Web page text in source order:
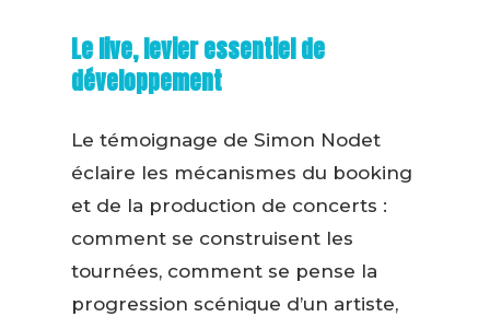
Le live, levier essentiel de
développement
Le témoignage de Simon Nodet
éclaire les mécanismes du booking
et de la production de concerts :
comment se construisent les
tournées, comment se pense la
progression scénique d’un artiste,